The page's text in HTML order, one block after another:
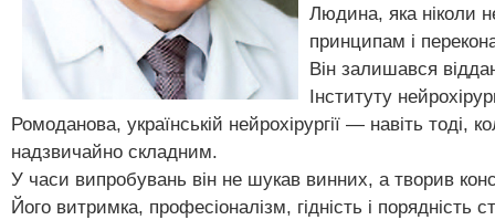
Людина, яка ніколи
принципам і
Він залишався
Інституту
Ромоданова, українській нейрохірургії — навіть тоді,
надзвичайно складним.
У часи випробувань він не шукав винних, а творив
Його витримка, професіоналізм, гідність і порядність